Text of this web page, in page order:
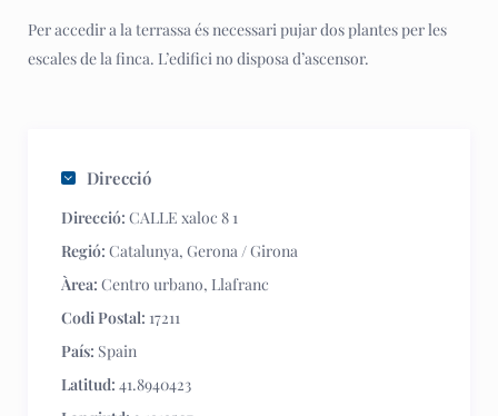
Per accedir a la terrassa és necessari pujar dos plantes per les
escales de la finca. L’edifici no disposa d’ascensor.
Direcció
Direcció: CALLE xaloc 8 1
Regió: Catalunya, Gerona / Girona
Àrea: Centro urbano, Llafranc
Codi Postal: 17211
País: Spain
Latitud: 41.8940423